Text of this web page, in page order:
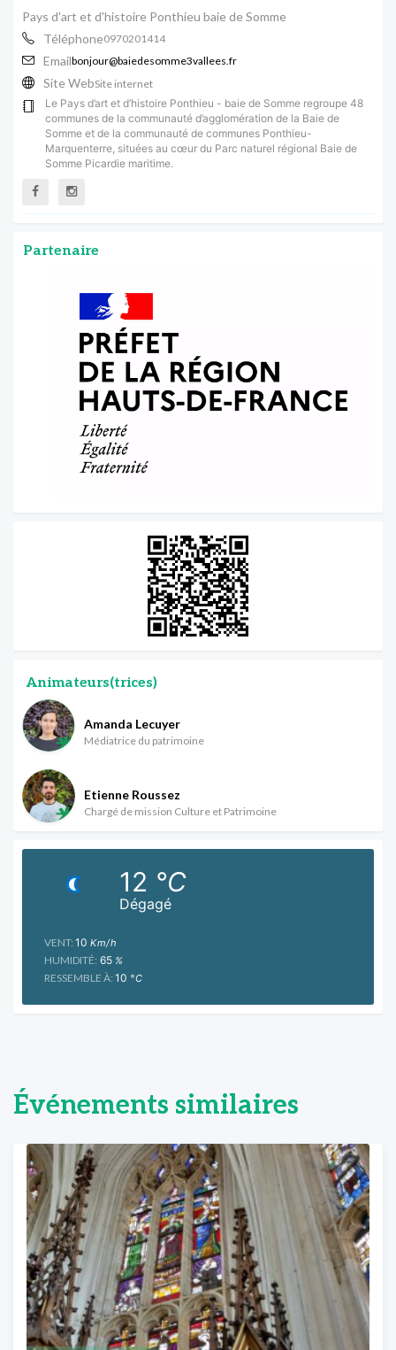
Pays d'art et d'histoire Ponthieu baie de Somme
Téléphone0970201414
Emailbonjour@baiedesomme3vallees.fr
Site WebSite internet
Le Pays d’art et d’histoire Ponthieu - baie de Somme regroupe 48
communes de la communauté d’agglomération de la Baie de
Somme et de la communauté de communes Ponthieu-
Marquenterre, situées au cœur du Parc naturel régional Baie de
Somme Picardie maritime.
Partenaire
Animateurs(trices)
Amanda Lecuyer
Médiatrice du patrimoine
Etienne Roussez
Chargé de mission Culture et Patrimoine
Dégagé
12 °C
VENT: 10 Km/h
HUMIDITÉ: 65 %
RESSEMBLE À: 10 °C
Événements similaires